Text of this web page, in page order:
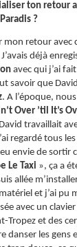
ton retour
?
mon retour avec
déjà
avec qui j’ai
savoir que
. A l’époque,
Over ’til It’s
travaillait
regardé tous
envie de sortir
Le Taxi », ça a
allée
et j’ai pu
avec un
Tropez et des
danser les gens